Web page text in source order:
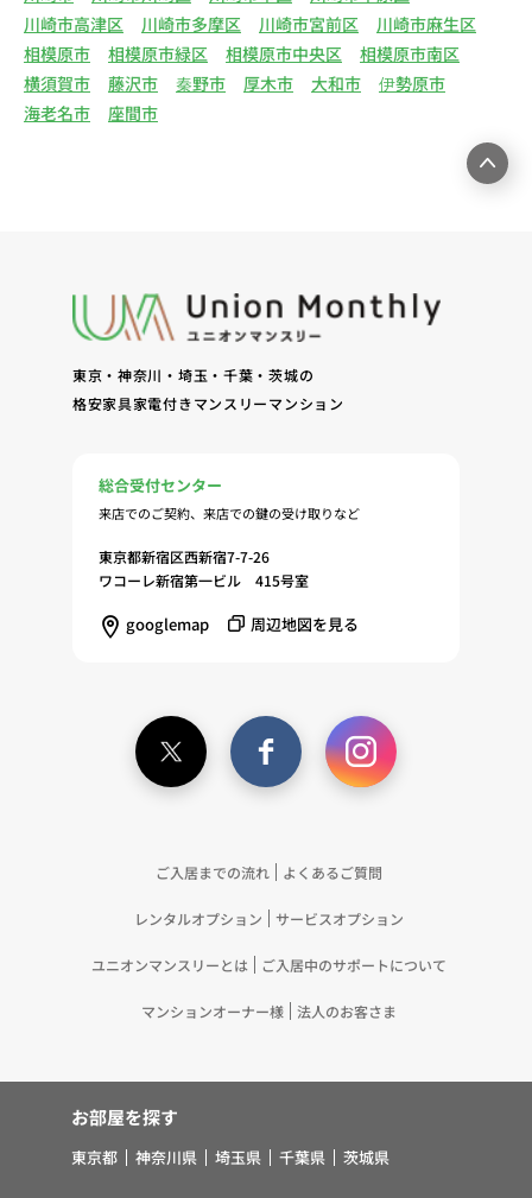
のためのアンケート等の発送（3）賃貸事業におけ
る情報・サービスを提供するための郵便物、電話、
電子メールまたは訪問等による営業活動（4）不動
産物件の紹介・賃貸借契約・サブリース契約等の締
結、履行および契約管理、契約後管理（5）弊社ホ
守、管理（9）サービスの改善のためおよびサービ
スの企画、研究および開発のため（10）本ポリシー
する情報等の個人情報について、調査・分析会社、
アフィリエーター、SNS事業者、広告関係会社、広
に保有する個人情報と当社から取得する個人情報を
突合して、お客様の当ウェブサイトの利用履歴等の
調査・分析、広告の効果測定およびその結果を利用
し、興味関心・嗜好に応じたサービスに関する広告
（11）本ポリシーへの同意に基づき、提携事業者等
記載の目的で利用するため（12）本ポリシーへの同
意に基づき、提携事業者等が取得した個人関連情報
の提供を受け、当社が既に有している個人情報を突
ービス、マーケティング活動、お問い合わせ対応お
5.お客様・オーナー様の個人情報の第三者への提
取り扱う個人情報を、あらかじめお客様およびオー
ナー様の同意を得ないで、第三者に提供いたしませ
生の向上または児童の健全な育成の推進のために特
に必要がある場合であって、お客様の同意を得るこ
川崎市高津区
川崎市多摩区 川崎市宮前区
川崎市麻生区
相模原市
相模原市緑区 相模原市中央区
相模原市南区
横須賀市
藤沢市 秦野市 厚木市 大和市
伊勢原市
海老名市
座間市
東京・神奈川・埼玉・千葉・茨城の
格安家具家電付きマンスリーマンション
総合受付センター
来店でのご契約、来店での鍵の受け取りなど
東京都新宿区西新宿7-7-26
ワコーレ新宿第一ビル 415号室
googlemap 周辺地図を見る
ご入居までの流れ よくあるご質問
レンタルオプション サービスオプション
ユニオンマンスリーとは ご入居中のサポートについて
マンションオーナー様 法人のお客さま
お部屋を探す
東京都 神奈川県 埼玉県 千葉県 茨城県